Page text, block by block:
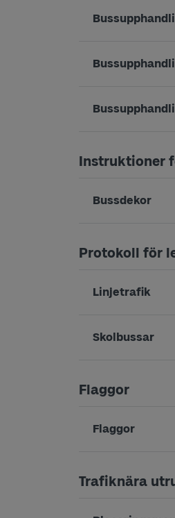
Instruktioner
Bussdekor
Protokoll för
Linjetrafik
Skolbussar
Flaggor
Flaggor
Trafiknära